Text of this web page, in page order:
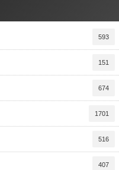
593
151
674
1701
516
407